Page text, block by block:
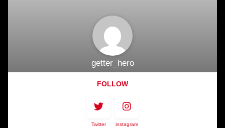
getter_hero
FOLLOW
Twitter instagram